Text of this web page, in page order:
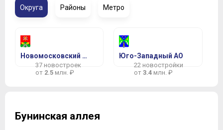
Округа Районы Метро
Новомосковский АО
37 новостроек
от 2.5 млн. ₽
Юго-Западный АО
22 новостройки
от3.4 млн. ₽
Бунинская аллея